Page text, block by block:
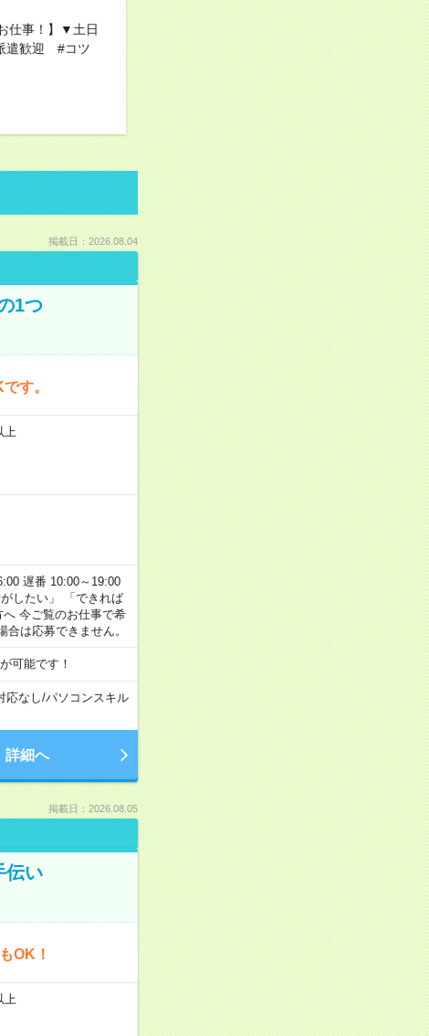
仕事！】▼土日
遣歓迎 #コツ
掲載日：2026.08.04
1つ
す。
上
遅番 10:00～19:00
したい」 「できれば
今ご覧のお仕事で希
は応募できません。
可能です！
応なし/パソコンスキル
詳細へ
掲載日：2026.08.05
伝い
OK！
上